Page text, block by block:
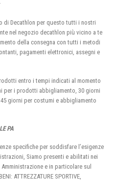
di Decathlon per questo tutti i nostri
nel negozio decathlon più vicino a te
della consegna con tutti i metodi
pagamenti elettronici, assegni e
entro i tempi indicati al momento
per i prodotti abbigliamento, 30 giorni
giorni per costumi e abbigliamento
PA
specifiche per soddisfare l’esigenze
Siamo presenti e abilitati nei
e in particolare sul
ATTREZZATURE SPORTIVE,